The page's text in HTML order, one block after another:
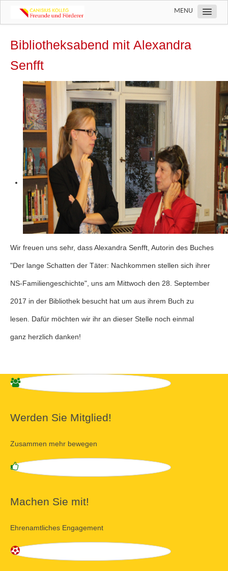
MENU
Aktivitäten
Wir machen Schule
Bibliotheksabend mit Alexandra
Senfft
Wir freuen uns sehr, dass Alexandra Senfft, Autorin des Buches
"Der lange Schatten der Täter: Nachkommen stellen sich ihrer
NS-Familiengeschichte", uns am Mittwoch den 28. September
2017 in der Bibliothek besucht hat um aus ihrem Buch zu
lesen. Dafür möchten wir ihr an dieser Stelle noch einmal
ganz herzlich danken!
Werden Sie Mitglied!
Zusammen mehr bewegen
Machen Sie mit!
Ehrenamtliches Engagement